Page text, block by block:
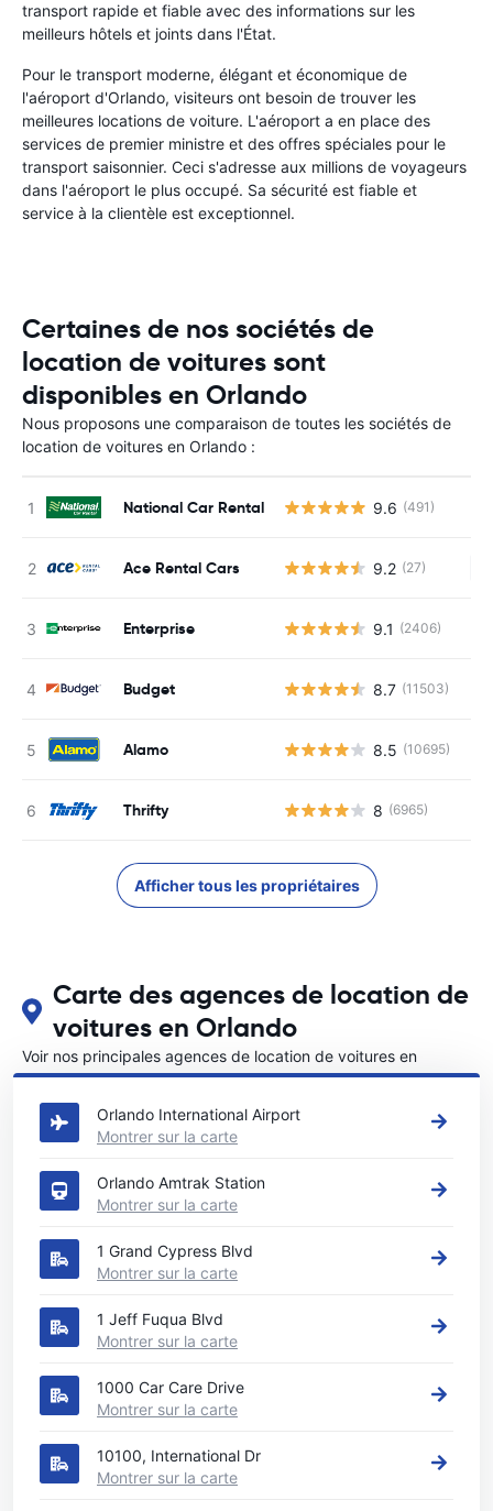
transport rapide et fiable avec des informations sur les
meilleurs hôtels et joints dans l'État.
Pour le transport moderne, élégant et économique de
l'aéroport d'Orlando, visiteurs ont besoin de trouver les
meilleures locations de voiture. L'aéroport a en place des
services de premier ministre et des offres spéciales pour le
transport saisonnier. Ceci s'adresse aux millions de voyageurs
dans l'aéroport le plus occupé. Sa sécurité est fiable et
service à la clientèle est exceptionnel.
Certaines de nos sociétés de
location de voitures sont
disponibles en Orlando
Nous proposons une comparaison de toutes les sociétés de
location de voitures en Orlando :
National Car Rental 9.6 (491)
Ace Rental Cars 9.2 (27)
Enterprise 9.1 (2406)
Budget 8.7 (11503)
Alamo 8.5 (10695)
Thrifty 8 (6965)
Afficher tous les propriétaires
Carte des agences de location de
voitures en Orlando
Voir nos principales agences de location de voitures en
Orlando
Orlando International Airport
Montrer sur la carte
Orlando Amtrak Station‎
Montrer sur la carte
1 Grand Cypress Blvd
Montrer sur la carte
1 Jeff Fuqua Blvd
Montrer sur la carte
1000 Car Care Drive
Montrer sur la carte
10100, International Dr
Montrer sur la carte